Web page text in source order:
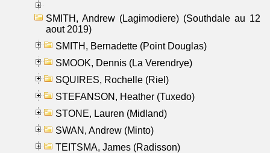
SMITH, Andrew (Lagimodiere) (Southdale au 12
aout 2019)
SMITH, Bernadette (Point Douglas)
SMOOK, Dennis (La Verendrye)
SQUIRES, Rochelle (Riel)
STEFANSON, Heather (Tuxedo)
STONE, Lauren (Midland)
SWAN, Andrew (Minto)
TEITSMA, James (Radisson)